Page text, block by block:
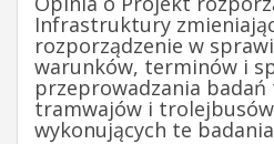
Infrastruktury
rozporządzenie w
warunków, terminów i
przeprowadzania badań
tramwajów i
wykonujących te badania